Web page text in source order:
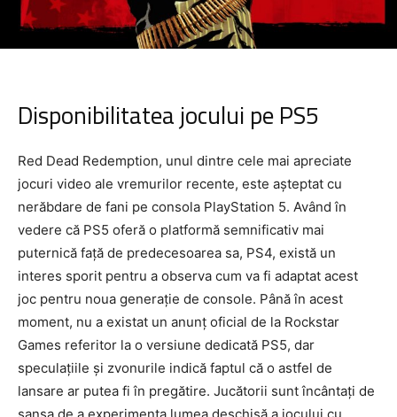
Disponibilitatea jocului pe PS5
Red Dead Redemption, unul dintre cele mai apreciate
jocuri video ale vremurilor recente, este așteptat cu
nerăbdare de fani pe consola PlayStation 5. Având în
vedere că PS5 oferă o platformă semnificativ mai
puternică față de predecesoarea sa, PS4, există un
interes sporit pentru a observa cum va fi adaptat acest
joc pentru noua generație de console. Până în acest
moment, nu a existat un anunț oficial de la Rockstar
Games referitor la o versiune dedicată PS5, dar
speculațiile și zvonurile indică faptul că o astfel de
lansare ar putea fi în pregătire. Jucătorii sunt încântați de